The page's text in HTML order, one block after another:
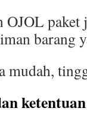
OJOL
barang
mudah,